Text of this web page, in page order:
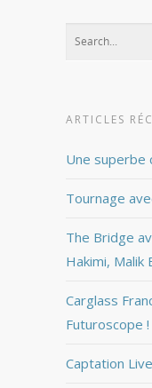
ARTICLES
Une superbe
Tournage
The Bridge
Hakimi, Malik
Carglass
Futuroscope !
Captation